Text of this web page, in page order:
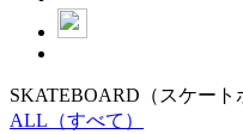
SKATEBOARD （スケート
ALL （すべて）